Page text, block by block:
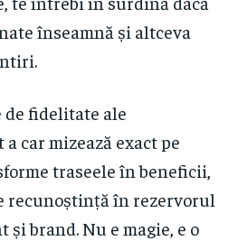
înseamnă și altceva
fidelitate ale
car mizează exact pe
traseele în beneficii,
recunoștință în rezervorul
brand. Nu e magie, e o